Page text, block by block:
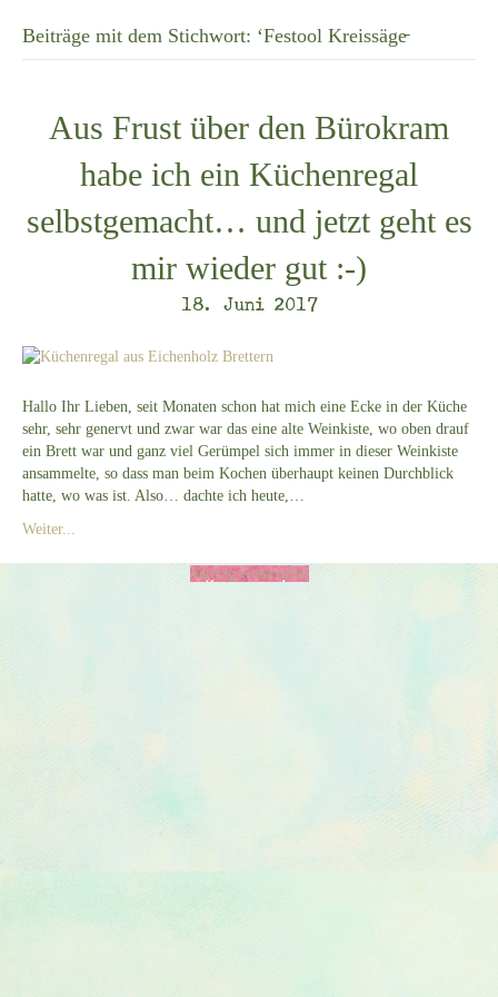
Beiträge mit dem Stichwort: ‘Festool Kreissäge̵
Aus Frust über den Bürokram
habe ich ein Küchenregal
selbstgemacht… und jetzt geht es
mir wieder gut :-)
18. Juni 2017
Hallo Ihr Lieben, seit Monaten schon hat mich eine Ecke in der Küche
sehr, sehr genervt und zwar war das eine alte Weinkiste, wo oben drauf
ein Brett war und ganz viel Gerümpel sich immer in dieser Weinkiste
ansammelte, so dass man beim Kochen überhaupt keinen Durchblick
hatte, wo was ist. Also… dachte ich heute,…
Weiter...
Vertrag widerrufen